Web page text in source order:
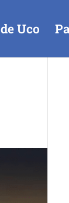
Uco